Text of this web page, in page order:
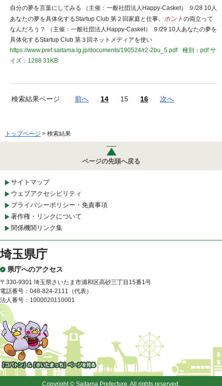
自分の夢を言葉にしてみる （主催：一般社団法人Happy-Casket） ９/28 10人
あなたの夢を具体化するStartup Club 第２回家庭と仕事、 ホントの両立って
なんだろう？ （主催：一般社団法人Happy-Casket） ９/29 10人あなたの夢を
具体化するStartup Club 第３回ネットメディアを使い
https://www.pref.saitama.lg.jp/documents/190524/r2-2bu_5.pdf
種別：pdfサ
イズ：1288.31KB
検索結果ページ 前へ 14 15 16 次へ
トップページ > 検索結果
ページの先頭へ戻る
サイトマップ
ウェブアクセシビリティ
プライバシーポリシー・免責事項
著作権・リンクについて
関係機関リンク集
埼玉県庁
県庁へのアクセス
〒330-9301 埼玉県さいたま市浦和区高砂三丁目15番1号
電話番号：048-824-2111（代表）
法人番号：1000020110001
「コバトン」&「さいたまっ
Copyright © Saitama Prefecture. All rights reserved.